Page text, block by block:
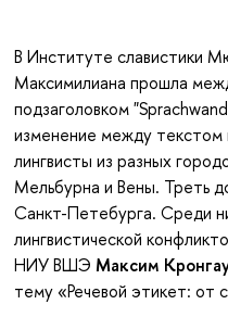
В Институте славистики
Максимилиана прошла
подзаголовком
изменение между текстом
лингвисты из разных
Мельбурна и Вены. Треть
Санкт-Петебурга. Среди
лингвистической
НИУ ВШЭ Максим
тему «Речевой этикет: от